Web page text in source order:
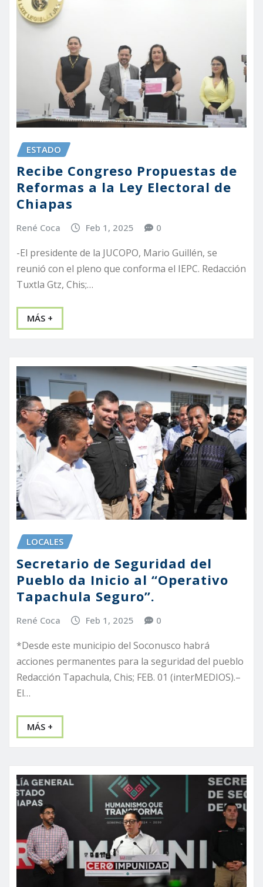
ESTADO
Recibe Congreso Propuestas de
Reformas a la Ley Electoral de
Chiapas
René Coca Feb 1, 2025 0
-El presidente de la JUCOPO, Mario Guillén, se
reunió con el pleno que conforma el IEPC. Redacción
Tuxtla Gtz, Chis;…
MÁS +
LOCALES
Secretario de Seguridad del
Pueblo da Inicio al “Operativo
Tapachula Seguro”.
René Coca Feb 1, 2025 0
*Desde este municipio del Soconusco habrá
acciones permanentes para la seguridad del pueblo
Redacción Tapachula, Chis; FEB. 01 (interMEDIOS).–
El…
MÁS +